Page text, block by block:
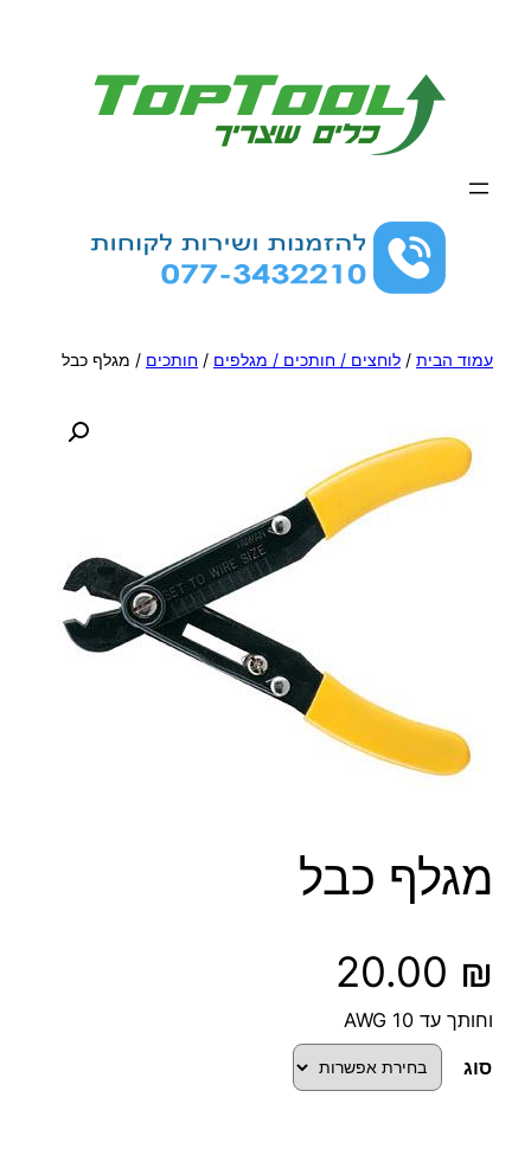
עמוד הבית / לוחצים / חותכים / מגלפים / חותכים / מגלף כבל
מגלף כבל
20.00 ₪
וחותך עד 10 AWG
סוג